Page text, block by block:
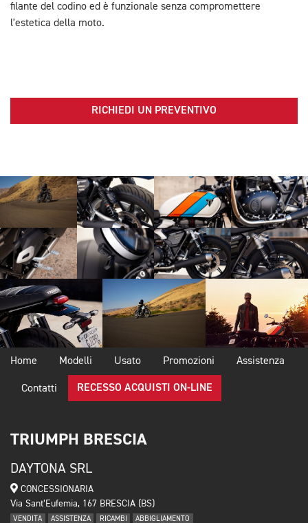
filante del codino ed è funzionale senza compromettere
l'estetica della moto.
RICHIEDI UN PREVENTIVO
Home Modelli Usato Promozioni Assistenza
Contatti RECESSO ACQUISTI ON-LINE
TRIUMPH BRESCIA
DAYTONA SRL
CONCESSIONARIA
Via Sant’Eufemia, 167 BRESCIA (BS)
VENDITA ASSISTENZA RICAMBI ABBIGLIAMENTO